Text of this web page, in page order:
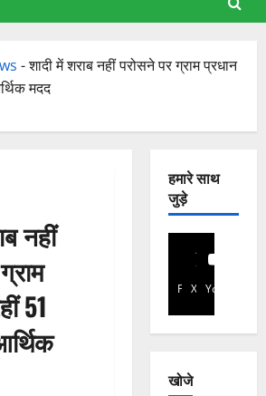
-शादी में शराब नहीं परोसने पर ग्राम प्रधान
मदद
नहीं
51
हमारे साथ
जुड़े
Facebook
X YouTube
खोजे